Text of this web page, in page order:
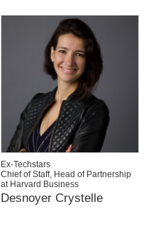
Ex-Techstars
Chief of Staff, Head of Partnership
at Harvard Business
Desnoyer Crystelle